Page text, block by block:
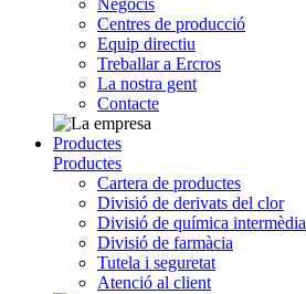
Negocis
Centres de producció
Equip directiu
Treballar a Ercros
La nostra gent
Contacte
Productes
Productes
Cartera de productes
Divisió de derivats del clor
Divisió de química intermèdia
Divisió de farmàcia
Tutela i seguretat
Atenció al client